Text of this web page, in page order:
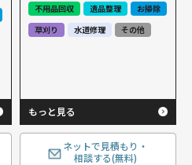
不用品回収
遺品整理
お掃除
草刈り
水道修理 その他
もっと見る
ネットで見積もり・
相談する(無料)